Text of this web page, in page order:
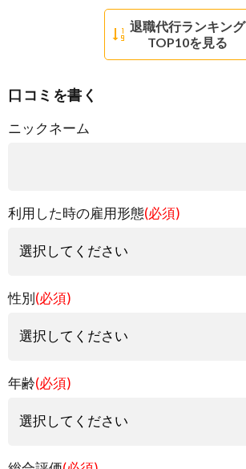
退職代行ランキング
TOP10を見る
口コミを書く
ニックネーム
利用した時の雇用形態(必須)
性別(必須)
年齢(必須)